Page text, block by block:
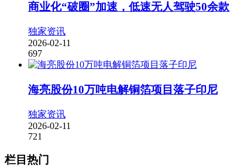
商业化“破圈”加速，低速无人驾驶50余款
独家资讯
2026-02-11
697
海亮股份10万吨电解铜箔项目落子印尼
独家资讯
2026-02-11
721
栏目热门